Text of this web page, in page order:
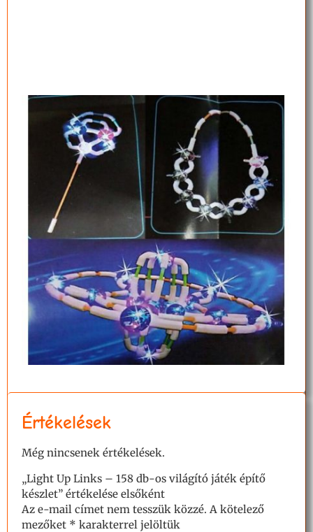
Értékelések
Még nincsenek értékelések.
„Light Up Links – 158 db-os világító játék építő
készlet” értékelése elsőként
Az e-mail címet nem tesszük közzé. A kötelező
mezőket * karakterrel jelöltük